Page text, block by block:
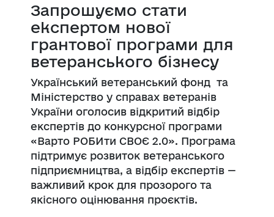
Запрошуємо стати
експертом нової
грантової програми для
ветеранського бізнесу
Український ветеранський фонд та
Міністерство у справах ветеранів
України оголосив відкритий відбір
експертів до конкурсної програми
«Варто РОБИти СВОЄ 2.0». Програма
підтримує розвиток ветеранського
підприємництва, а відбір експертів —
важливий крок для прозорого та
якісного оцінювання проєктів.